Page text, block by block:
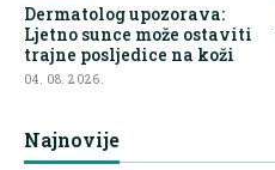
Dermatolog upozorava:
Ljetno sunce može ostaviti
trajne posljedice na koži
04. 08. 2026.
Najnovije